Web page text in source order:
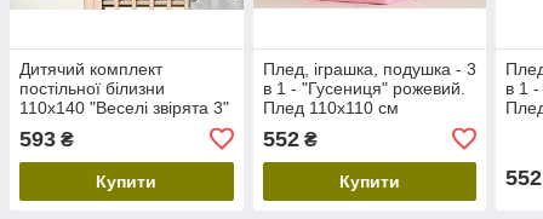
Дитячий комплект
постільної білизни
110х140 "Веселі звірята 3"
593 ₴
Купити
Плед, іграшка, подушка - 3
в 1 - "Гусениця" рожевий.
Плед 110х110 см
552₴
Купити
в 1
552